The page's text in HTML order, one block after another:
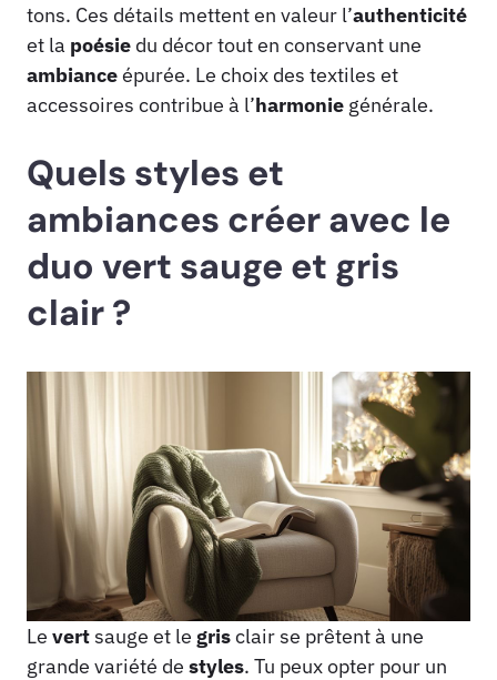
tons. Ces détails mettent en valeur l’authenticité
et la poésie du décor tout en conservant une
ambianceépurée. Le choix des textiles et
accessoires contribue à l’harmonie générale.
Quels styles et
ambiances créer avec le
duo vert sauge et gris
clair ?
Le vertsauge et le grisclair se prêtent à une
grande variété de styles. Tu peux opter pour un